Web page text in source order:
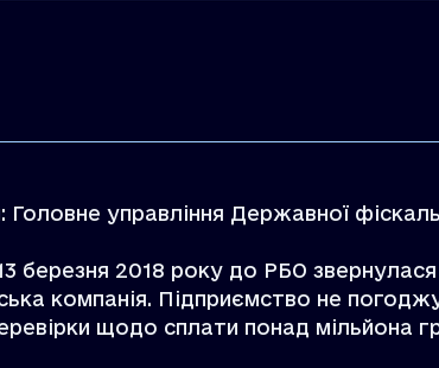
Головне управління Державної
березня 2018 року до РБО звернулася
компанія. Підприємство не
щодо сплати понад мільйона